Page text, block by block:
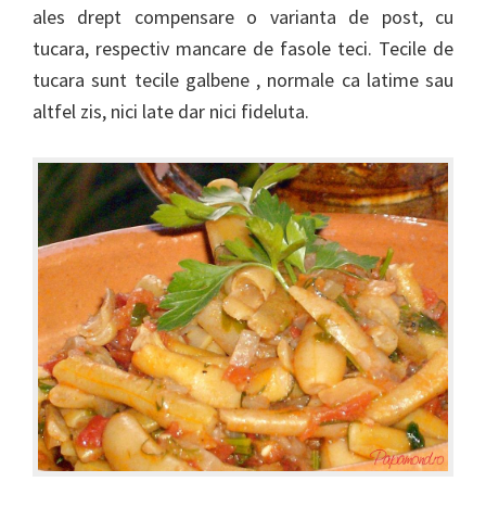
ales drept compensare o varianta de post, cu
tucara, respectiv mancare de fasole teci. Tecile de
tucara sunt tecile galbene , normale ca latime sau
altfel zis, nici late dar nici fideluta.